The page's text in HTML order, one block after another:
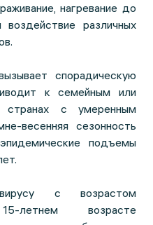
нагревание до
различных
спорадическую
к семейным или
с умеренным
весенняя сезонность
подъемы
с возрастом
летнем возрасте